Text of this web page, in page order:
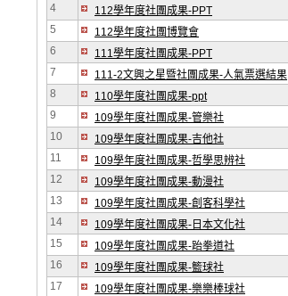
4
112學年度社團成果-PPT
5
112學年度社團博覽會
6
111學年度社團成果-PPT
7
111-2文興之星暨社團成果-人氣票選結果
8
110學年度社團成果-ppt
9
109學年度社團成果-管樂社
10
109學年度社團成果-吉他社
11
109學年度社團成果-哲學思辨社
12
109學年度社團成果-動漫社
13
109學年度社團成果-創客科學社
14
109學年度社團成果-日本文化社
15
109學年度社團成果-跆拳道社
16
109學年度社團成果-籃球社
17
109學年度社團成果-樂樂棒球社